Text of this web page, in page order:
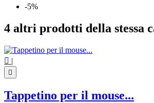
-5%
4 altri prodotti della stessa
 |

Tappetino per il mouse...